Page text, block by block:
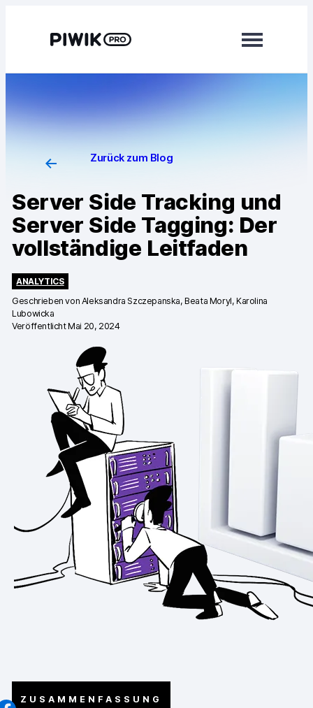
Analytics
Tag Manager
Consent Manager
Mehr erfahren
Changelog
Professionelle Services
Datenschutz & Sicherheit
Analytics für Web & Mobile
Analytics für Produktteams
Tag Management
Datenaktivierung
Datenschutz Compliance
Ecommerce Analytics
Server-Side-Tagging & Tracking
Zurück zum Blog
Server Side Tracking und
Server Side Tagging: Der
vollständige Leitfaden
ANALYTICS
Geschrieben von Aleksandra Szczepanska, Beata Moryl, Karolina
Lubowicka
Veröffentlicht Mai 20, 2024
ZUSAMMENFASSUNG